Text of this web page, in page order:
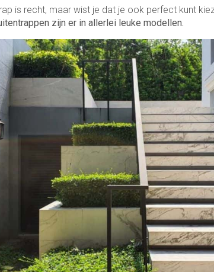
is recht, maar wist je dat je ook perfect kunt
zijn er in allerlei leuke modellen.